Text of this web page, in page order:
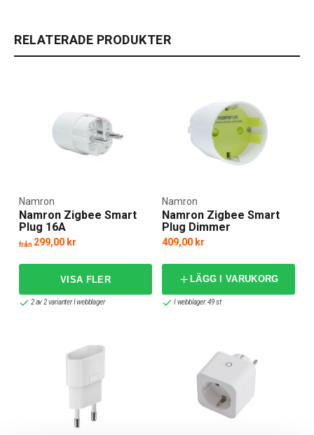
RELATERADE PRODUKTER
Namron Zigbee Smart
Plug 16A
Namron
från 299,00 kr
2 av 2 varianter I webblager
Namron Zigbee Smart
Plug Dimmer
Namron
409,00 kr
LÄGG I VARUKORG
I webblager: 49 st